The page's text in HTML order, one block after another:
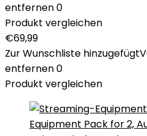
entfernen0
Produkt vergleichen
€69,99
Zur Wunschliste hinzugefügt
entfernen0
Produkt vergleichen